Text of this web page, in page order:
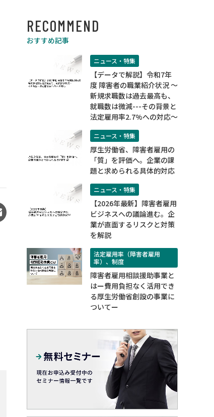
RECOMMEND
おすすめ記事
ニュース・特集
【データで解説】令和7年
度 障害者の職業紹介状況 ～
新規求職数は過去最高も、
就職数は微減---その背景と
法定雇用率2.7%への対応～
ニュース・特集
厚生労働省、障害者雇用の
「質」を評価へ。企業の課
題と求められる具体的対応
ニュース・特集
【2026年最新】障害者雇用
ビジネスへの議論進む。企
業が直面するリスクと対策
を解説
法定雇用率（障害者雇用
率）、制度
障害者雇用相談援助事業と
はー費用負担なく活用でき
る厚生労働省創設の事業に
ついてー